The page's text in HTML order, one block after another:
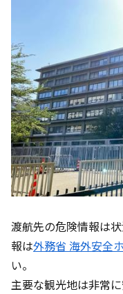
渡航先の危険情報は
報は外務省 海外安全
い。
主要な観光地は非常